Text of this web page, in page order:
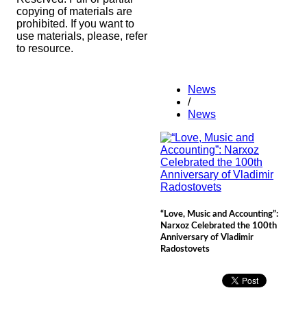
copying of materials are
prohibited. If you want to
use materials, please, refer
to resource.
News
/
News
“Love, Music and Accounting”:
Narxoz Celebrated the 100th
Anniversary of Vladimir
Radostovets